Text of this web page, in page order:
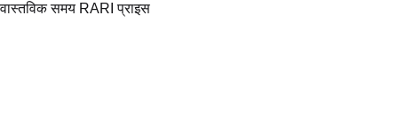
वास्तविक समय RARI प्राइस